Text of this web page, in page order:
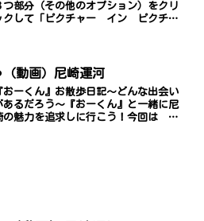
つ部分（その他のオプション）をクリ
クして「ピクチャー イン ピクチャ
（動画）尼崎運河
おーくん』お散歩日記〜どんな出会い
あるだろう〜『おーくん』と一緒に尼
の魅力を追求しに行こう！今回は 尼